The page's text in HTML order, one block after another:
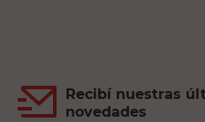
Recibí nuestras
novedades